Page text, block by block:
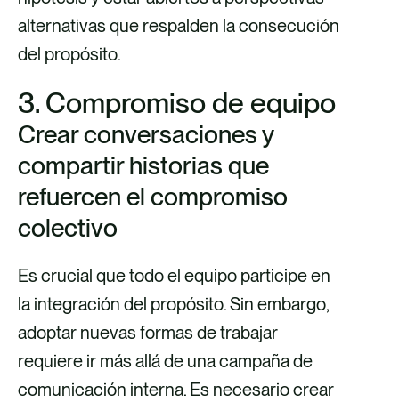
alternativas que respalden la consecución
del propósito.
3. Compromiso de equipo
Crear conversaciones y
compartir historias que
refuercen el compromiso
colectivo
Es crucial que todo el equipo participe en
la integración del propósito. Sin embargo,
adoptar nuevas formas de trabajar
requiere ir más allá de una campaña de
comunicación interna. Es necesario crear